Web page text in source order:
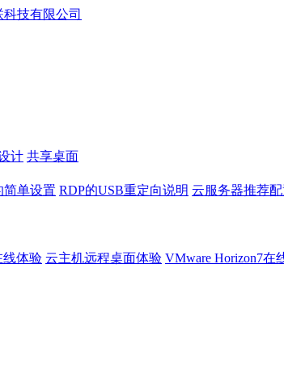
计 共享桌面
简单设置 RDP的USB重定向说明 云服务器推荐配
线体验 云主机远程桌面体验 VMware Horizon7在